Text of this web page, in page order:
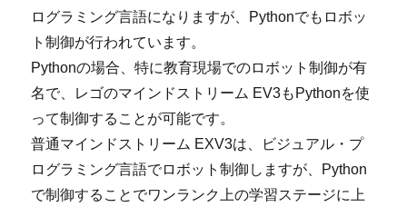
ログラミング言語になりますが、Pythonでもロボッ
ト制御が行われています。
Pythonの場合、特に教育現場でのロボット制御が有
名で、レゴのマインドストリーム EV3もPythonを使
って制御することが可能です。
普通マインドストリーム EXV3は、ビジュアル・プ
ログラミング言語でロボット制御しますが、Python
で制御することでワンランク上の学習ステージに上